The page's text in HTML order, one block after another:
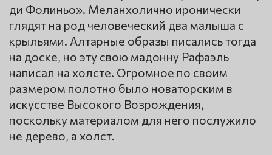
ди Фолиньо». Меланхолично иронически
глядят на род человеческий два малыша с
крыльями. Алтарные образы писались тогда
на доске, но эту свою мадонну Рафаэль
написал на холсте. Огромное по своим
размером полотно было новаторским в
искусстве Высокого Возрождения,
поскольку материалом для него послужило
не дерево, а холст.